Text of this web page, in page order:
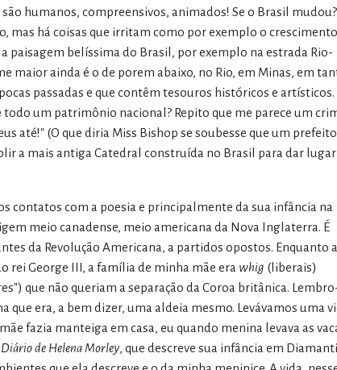
humanos, compreensivos, animados! Se o Brasil mudou?
mas há coisas que irritam como por exemplo o crescimento
paisagem belíssima do Brasil, por exemplo na estrada Rio-
maior ainda é o de porem abaixo, no Rio, em Minas, em
passadas e que contêm tesouros históricos e artísticos.
um patrimônio nacional? Repito que me parece um
até!" (O que diria Miss Bishop se soubesse que um
a mais antiga Catedral construída no Brasil para dar lugar
contatos com a poesia e principalmente da sua infância na
meio canadense, meio americana da Nova Inglaterra. É
da Revolução Americana, a partidos opostos. Enquanto a
rei George III, a família de minha mãe era whig (liberais)
que não queriam a separação da Coroa britânica.
que era, a bem dizer, uma aldeia mesmo. Levávamos uma
fazia manteiga em casa, eu quando menina levava as
Diário de Helena Morley, que descreve sua infância em